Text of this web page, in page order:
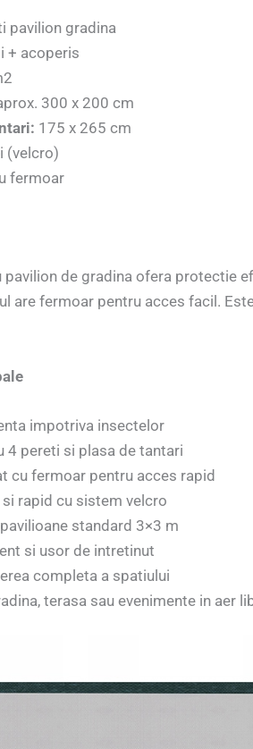
pavilion gradina
+ acoperis
300 x 200 cm
175 x 265 cm
(velcro)
fermoar
pavilion de gradina ofera protectie
are fermoar pentru acces facil.
impotriva insectelor
4 pereti si plasa de tantari
cu fermoar pentru acces rapid
rapid cu sistem velcro
standard 3×3 m
si usor de intretinut
completa a spatiului
terasa sau evenimente in aer